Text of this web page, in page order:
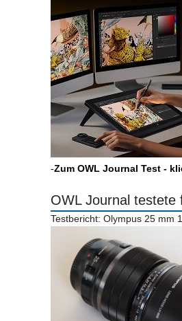
-Zum OWL Journal Test -
OWL Journal testete
Testbericht: Olympus 25 mm